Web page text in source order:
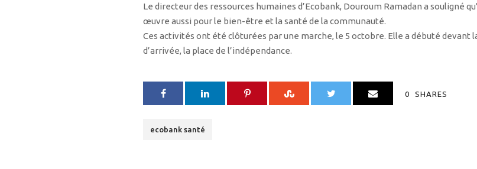
Le directeur des ressources humaines d’Ecobank, Douroum Ramadan a souligné
œuvre aussi pour le bien-être et la santé de la communauté.
Ces activités ont été clôturées par une marche, le 5 octobre. Elle a débuté devant
d’arrivée, la place de l’indépendance.
0 SHARES
ecobank santé